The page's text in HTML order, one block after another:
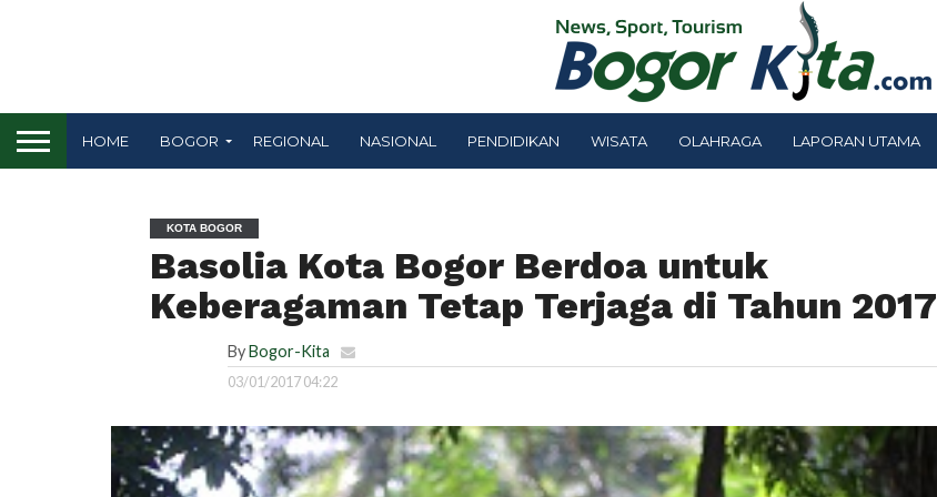
HOME BOGOR REGIONAL NASIONAL PENDIDIKAN WISATA OLAHRAGA LAPORAN UTAMA
KOTA BOGOR
Basolia Kota Bogor Berdoa untuk
Keberagaman Tetap Terjaga di Tahun 2017
ByBogor-Kita
03/01/2017 04:22